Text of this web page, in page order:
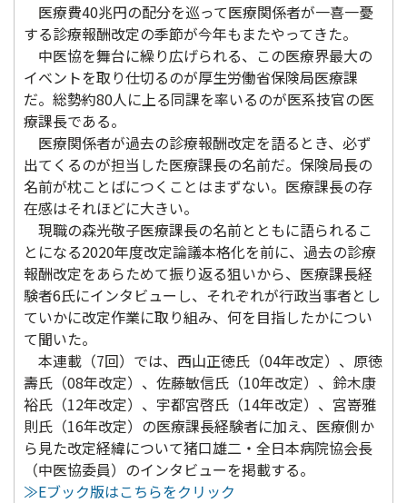
医療費40兆円の配分を巡って医療関係者が一喜一憂
する診療報酬改定の季節が今年もまたやってきた。
中医協を舞台に繰り広げられる、この医療界最大の
イベントを取り仕切るのが厚生労働省保険局医療課
だ。総勢約80人に上る同課を率いるのが医系技官の医
療課長である。
医療関係者が過去の診療報酬改定を語るとき、必ず
出てくるのが担当した医療課長の名前だ。保険局長の
名前が枕ことばにつくことはまずない。医療課長の存
在感はそれほどに大きい。
現職の森光敬子医療課長の名前とともに語られるこ
とになる2020年度改定論議本格化を前に、過去の診療
報酬改定をあらためて振り返る狙いから、医療課長経
験者6氏にインタビューし、それぞれが行政当事者とし
ていかに改定作業に取り組み、何を目指したかについ
て聞いた。
本連載（7回）では、西山正徳氏（04年改定）、原徳
壽氏（08年改定）、佐藤敏信氏（10年改定）、鈴木康
裕氏（12年改定）、宇都宮啓氏（14年改定）、宮嵜雅
則氏（16年改定）の医療課長経験者に加え、医療側か
ら見た改定経緯について猪口雄二・全日本病院協会長
（中医協委員）のインタビューを掲載する。
≫Eブック版はこちらをクリック